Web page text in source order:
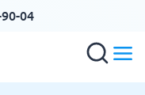
04